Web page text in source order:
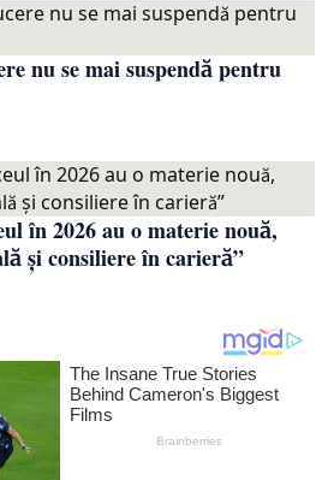
nu se mai suspendă pentru
în 2026 au o materie nouă,
și consiliere în carieră”